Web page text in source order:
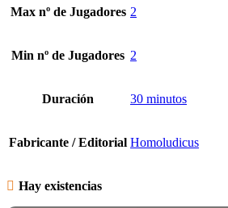
Max nº de Jugadores 2
Min nº de Jugadores 2
Duración 30 minutos
Fabricante / Editorial Homoludicus
Hay existencias